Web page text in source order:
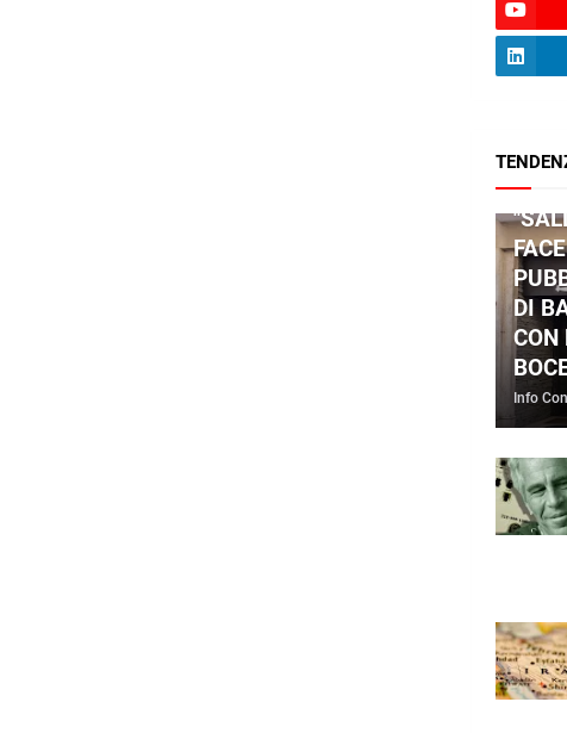
DI
CON
Info